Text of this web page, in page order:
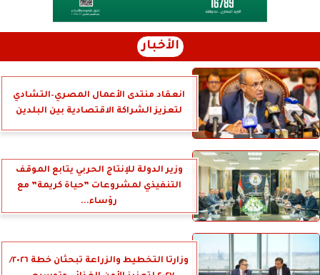
الأخبار
انعقاد منتدى الأعمال المصري–التشادي
لتعزيز الشراكة الاقتصادية بين البلدين
وزير الدولة للإنتاج الحربي يتابع الموقف
التنفيذي لمشروعات ”حياة كريمة” مع
رؤساء...
وزارتا التخطيط والزراعة تبحثان خطة ٢٠٢٦/